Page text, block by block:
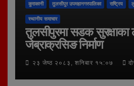
कुराकानी तुलसीपुर उपमहानगरपालिका राष्ट्रिय
स्थानीय समाचार
तुलसीपुरमा सडक सुरक्षाका
जेब्राक्रसिङ निर्माण
२३ जेष्ठ २०८३, शनिबार १५:०७